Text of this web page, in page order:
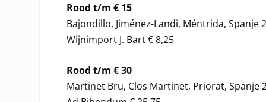
Rood t/m € 15
Bajondillo, Jiménez-Landi, Méntrida, Spanje
Wijnimport J. Bart € 8,25
Rood t/m € 30
Martinet Bru, Clos Martinet, Priorat, Spanje